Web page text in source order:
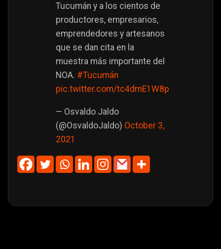
Tucumán y a los cientos de
productores, empresarios,
emprendedores y artesanos
que se dan cita en la
muestra más importante del
NOA. #Tucumán
pic.twitter.com/tc4dmE1W8p
— Osvaldo Jaldo
(@OsvaldoJaldo) October 3,
2021